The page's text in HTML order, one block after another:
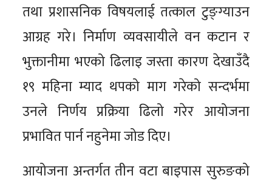
तथा प्रशासनिक विषयलाई तत्काल टुङ्ग्याउन
आग्रह गरे। निर्माण व्यवसायीले वन कटान र
भुक्तानीमा भएको ढिलाइ जस्ता कारण देखाउँदै
१९ महिना म्याद थपको माग गरेको सन्दर्भमा
उनले निर्णय प्रक्रिया ढिलो गरेर आयोजना
प्रभावित पार्न नहुनेमा जोड दिए।
आयोजना अन्तर्गत तीन वटा बाइपास सुरुङको